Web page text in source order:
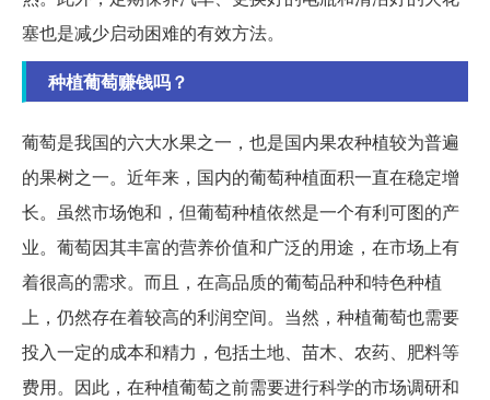
塞也是减少启动困难的有效方法。
种植葡萄赚钱吗？
葡萄是我国的六大水果之一，也是国内果农种植较为普遍
的果树之一。近年来，国内的葡萄种植面积一直在稳定增
长。虽然市场饱和，但葡萄种植依然是一个有利可图的产
业。葡萄因其丰富的营养价值和广泛的用途，在市场上有
着很高的需求。而且，在高品质的葡萄品种和特色种植
上，仍然存在着较高的利润空间。当然，种植葡萄也需要
投入一定的成本和精力，包括土地、苗木、农药、肥料等
费用。因此，在种植葡萄之前需要进行科学的市场调研和